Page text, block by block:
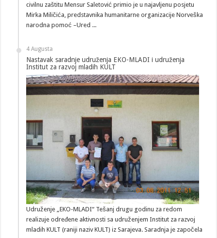
civilnu zaštitu Mensur Saletović primio je u najavljenu posjetu
Mirka Miličića, predstavnika humanitarne organizacije Norveška
narodna pomoć –Ured ...
4 Augusta
Nastavak saradnje udruženja EKO-MLADI i udruženja
Institut za razvoj mladih KULT
Udruženje „EKO-MLADI“ Tešanj drugu godinu za redom
realizuje određene aktivnosti sa udruženjem Institut za razvoj
mladih KULT (raniji naziv KULT) iz Sarajeva. Saradnja je započela